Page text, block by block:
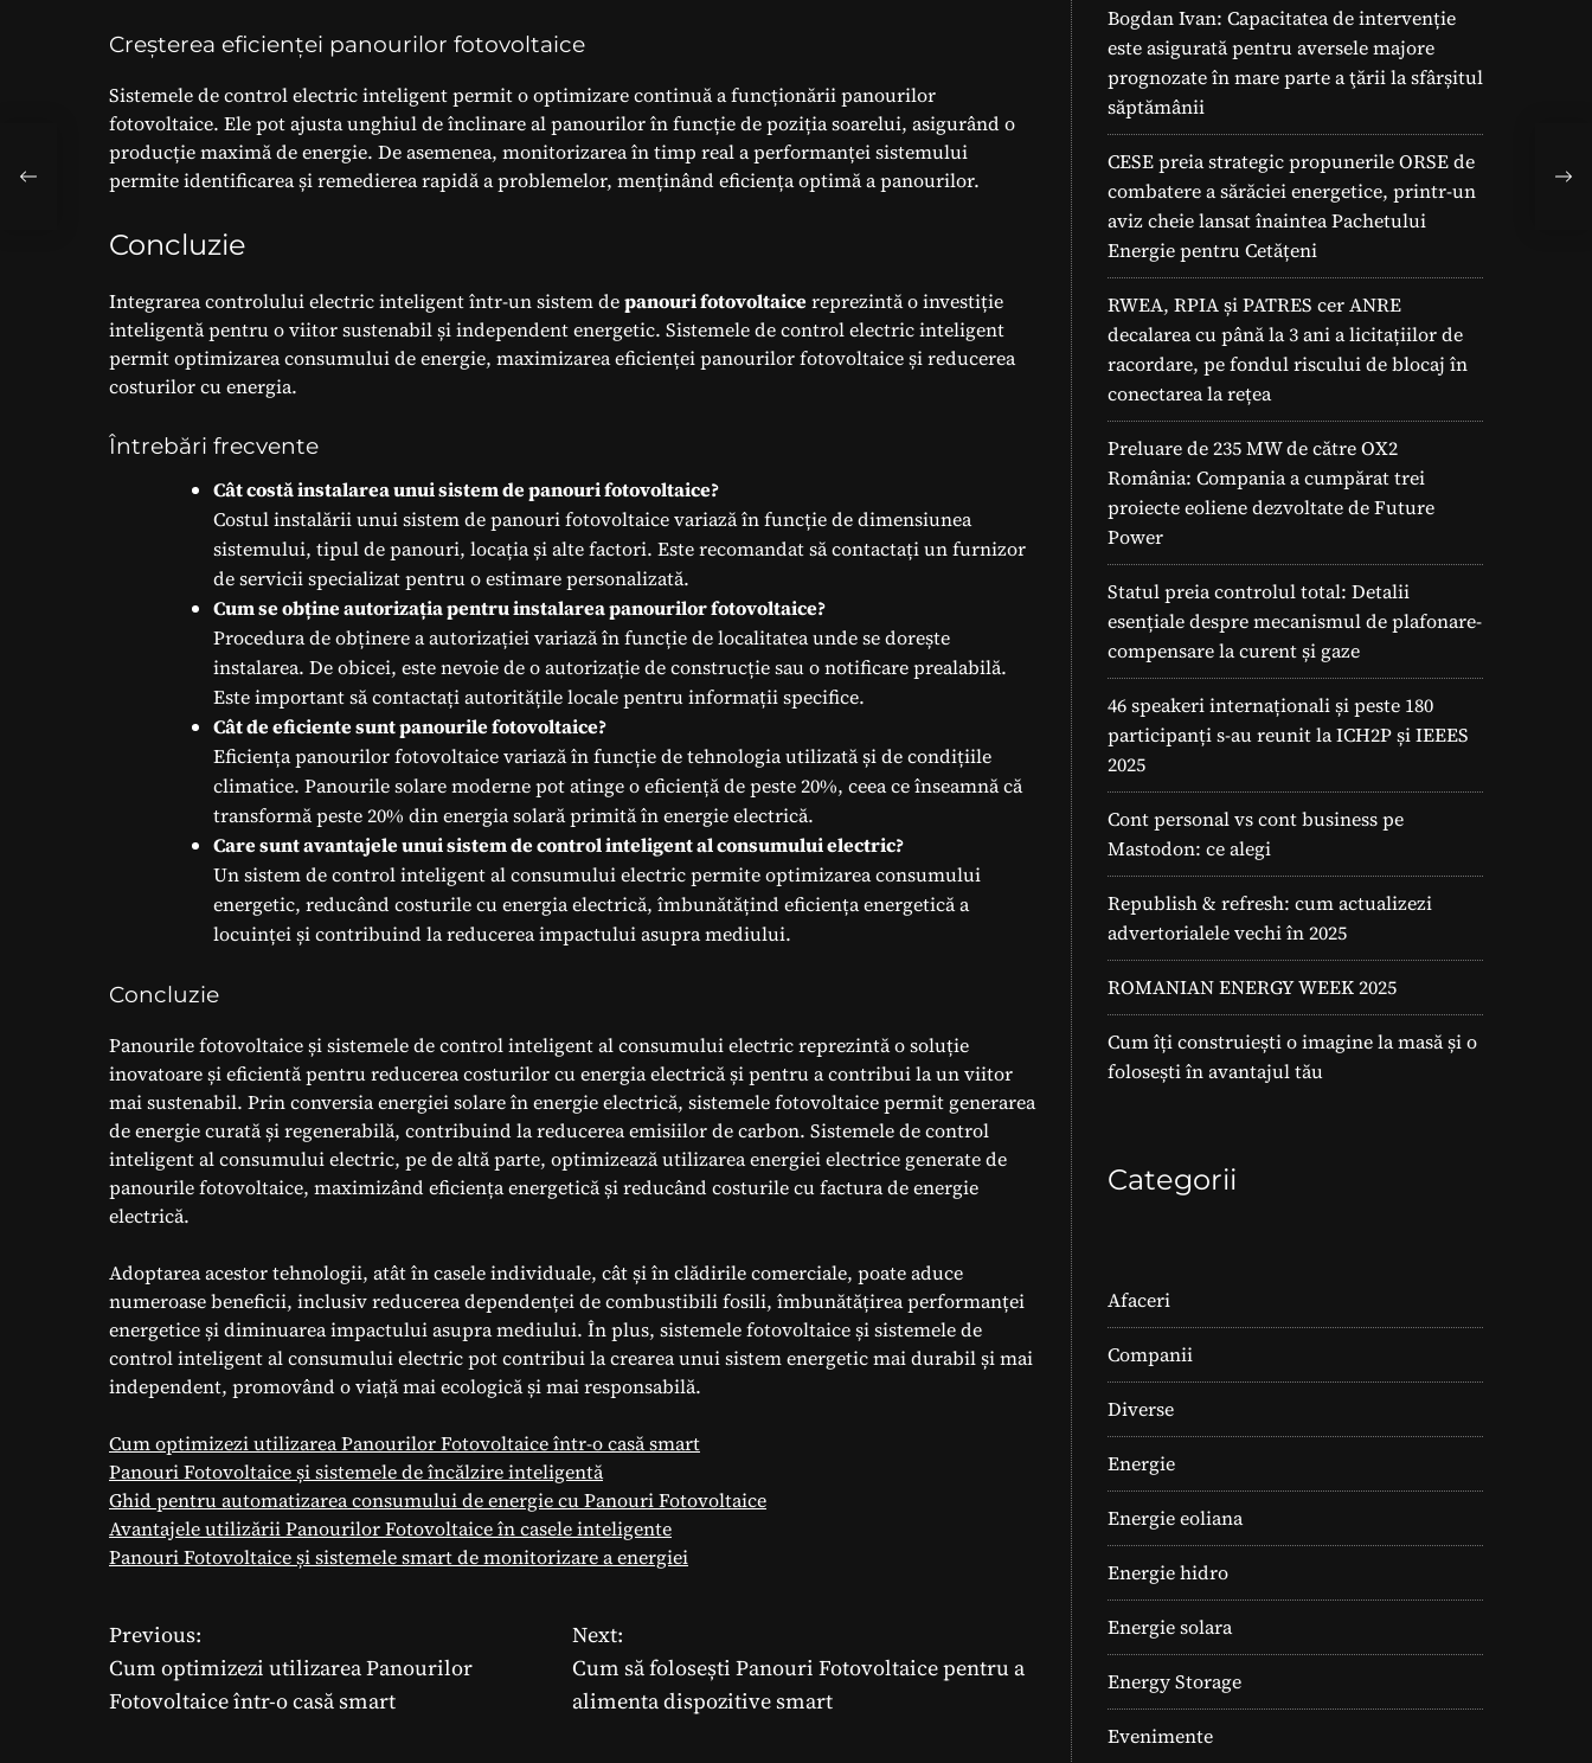
Creșterea eficienței panourilor fotovoltaice
Sistemele de control electric inteligent permit o optimizare continuă a funcționării panourilor
fotovoltaice. Ele pot ajusta unghiul de înclinare al panourilor în funcție de poziția soarelui, asigurând o
producție maximă de energie. De asemenea, monitorizarea în timp real a performanței sistemului
permite identificarea și remedierea rapidă a problemelor, menținând eficiența optimă a panourilor.
Concluzie
Integrarea controlului electric inteligent într-un sistem depanouri fotovoltaicereprezintă o investiție
inteligentă pentru o viitor sustenabil și independent energetic. Sistemele de control electric inteligent
permit optimizarea consumului de energie, maximizarea eficienței panourilor fotovoltaice și reducerea
costurilor cu energia.
Întrebări frecvente
Cât costă instalarea unui sistem de panouri fotovoltaice?
Costul instalării unui sistem de panouri fotovoltaice variază în funcție de dimensiunea
sistemului, tipul de panouri, locația și alte factori. Este recomandat să contactați un furnizor
de servicii specializat pentru o estimare personalizată.
Cum se obține autorizația pentru instalarea panourilor fotovoltaice?
Procedura de obținere a autorizației variază în funcție de localitatea unde se dorește
instalarea. De obicei, este nevoie de o autorizație de construcție sau o notificare prealabilă.
Este important să contactați autoritățile locale pentru informații specifice.
Cât de eficiente sunt panourile fotovoltaice?
Eficiența panourilor fotovoltaice variază în funcție de tehnologia utilizată și de condițiile
climatice. Panourile solare moderne pot atinge o eficiență de peste 20%, ceea ce înseamnă că
transformă peste 20% din energia solară primită în energie electrică.
Care sunt avantajele unui sistem de control inteligent al consumului electric?
Un sistem de control inteligent al consumului electric permite optimizarea consumului
energetic, reducând costurile cu energia electrică, îmbunătățind eficiența energetică a
locuinței și contribuind la reducerea impactului asupra mediului.
Concluzie
Panourile fotovoltaice și sistemele de control inteligent al consumului electric reprezintă o soluție
inovatoare și eficientă pentru reducerea costurilor cu energia electrică și pentru a contribui la un viitor
mai sustenabil. Prin conversia energiei solare în energie electrică, sistemele fotovoltaice permit generarea
de energie curată și regenerabilă, contribuind la reducerea emisiilor de carbon. Sistemele de control
inteligent al consumului electric, pe de altă parte, optimizează utilizarea energiei electrice generate de
panourile fotovoltaice, maximizând eficiența energetică și reducând costurile cu factura de energie
electrică.
Adoptarea acestor tehnologii, atât în casele individuale, cât și în clădirile comerciale, poate aduce
numeroase beneficii, inclusiv reducerea dependenței de combustibili fosili, îmbunătățirea performanței
energetice și diminuarea impactului asupra mediului. În plus, sistemele fotovoltaice și sistemele de
control inteligent al consumului electric pot contribui la crearea unui sistem energetic mai durabil și mai
independent, promovând o viață mai ecologică și mai responsabilă.
Cum optimizezi utilizarea Panourilor Fotovoltaice într-o casă smart
Panouri Fotovoltaice și sistemele de încălzire inteligentă
Ghid pentru automatizarea consumului de energie cu Panouri Fotovoltaice
Avantajele utilizării Panourilor Fotovoltaice în casele inteligente
Panouri Fotovoltaice și sistemele smart de monitorizare a energiei
N
a
Previous:
Cum optimizezi utilizarea Panourilor
Fotovoltaice într-o casă smart
Next:
Cum să folosești Panouri Fotovoltaice pentru a
alimenta dispozitive smart
Bogdan Ivan: Capacitatea de intervenție
este asigurată pentru aversele majore
prognozate în mare parte a ţării la sfârșitul
săptămânii
CESE preia strategic propunerile ORSE de
combatere a sărăciei energetice, printr-un
aviz cheie lansat înaintea Pachetului
Energie pentru Cetățeni
RWEA, RPIA și PATRES cer ANRE
decalarea cu până la 3 ani a licitațiilor de
racordare, pe fondul riscului de blocaj în
conectarea la rețea
Preluare de 235 MW de către OX2
România: Compania a cumpărat trei
proiecte eoliene dezvoltate de Future
Power
Statul preia controlul total: Detalii
esențiale despre mecanismul de plafonare-
compensare la curent și gaze
46 speakeri internaționali și peste 180
participanți s-au reunit la ICH2P și IEEES
2025
Cont personal vs cont business pe
Mastodon: ce alegi
Republish & refresh: cum actualizezi
advertorialele vechi în 2025
ROMANIAN ENERGY WEEK 2025
Cum îți construiești o imagine la masă și o
folosești în avantajul tău
Categorii
Afaceri
Companii
Diverse
Energie
Energie eoliana
Energie hidro
Energie solara
Energy Storage
Evenimente
o